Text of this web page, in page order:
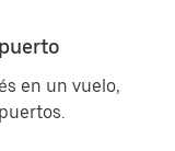
en un vuelo,